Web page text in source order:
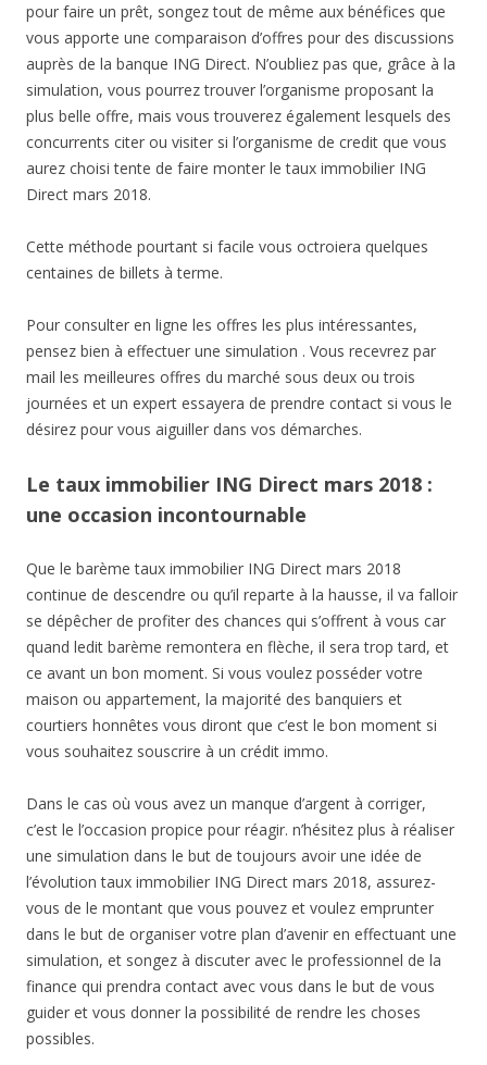
pour faire un prêt, songez tout de même aux bénéfices que
vous apporte une comparaison d’offres pour des discussions
auprès de la banque ING Direct. N’oubliez pas que, grâce à la
simulation, vous pourrez trouver l’organisme proposant la
plus belle offre, mais vous trouverez également lesquels des
concurrents citer ou visiter si l’organisme de credit que vous
aurez choisi tente de faire monter le taux immobilier ING
Direct mars 2018.
Cette méthode pourtant si facile vous octroiera quelques
centaines de billets à terme.
Pour consulter en ligne les offres les plus intéressantes,
pensez bien à effectuer une simulation . Vous recevrez par
mail les meilleures offres du marché sous deux ou trois
journées et un expert essayera de prendre contact si vous le
désirez pour vous aiguiller dans vos démarches.
Le taux immobilier ING Direct mars 2018 :
une occasion incontournable
Que le barème taux immobilier ING Direct mars 2018
continue de descendre ou qu’il reparte à la hausse, il va falloir
se dépêcher de profiter des chances qui s’offrent à vous car
quand ledit barème remontera en flèche, il sera trop tard, et
ce avant un bon moment. Si vous voulez posséder votre
maison ou appartement, la majorité des banquiers et
courtiers honnêtes vous diront que c’est le bon moment si
vous souhaitez souscrire à un crédit immo.
Dans le cas où vous avez un manque d’argent à corriger,
c’est le l’occasion propice pour réagir. n’hésitez plus à réaliser
une simulation dans le but de toujours avoir une idée de
l’évolution taux immobilier ING Direct mars 2018, assurez-
vous de le montant que vous pouvez et voulez emprunter
dans le but de organiser votre plan d’avenir en effectuant une
simulation, et songez à discuter avec le professionnel de la
finance qui prendra contact avec vous dans le but de vous
guider et vous donner la possibilité de rendre les choses
possibles.